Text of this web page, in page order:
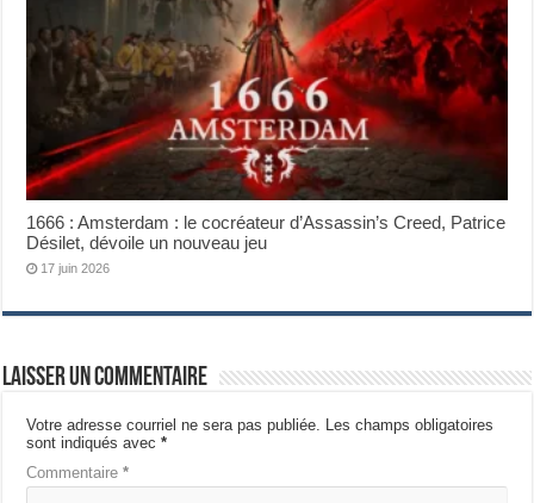
1666 : Amsterdam : le cocréateur d’Assassin’s Creed, Patrice
Désilet, dévoile un nouveau jeu
17 juin 2026
Laisser un commentaire
Votre adresse courriel ne sera pas publiée. Les champs obligatoires
sont indiqués avec*
Commentaire*